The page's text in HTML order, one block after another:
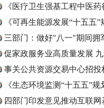
《医疗卫生强基工程中医
《可再生能源发展“十五五
三部门：做好"八一"期间拥
促家政服务业高质量发展
事关公共资源交易中心招
《生态环境监测“十五五”
读
四部门印发意见推动互联